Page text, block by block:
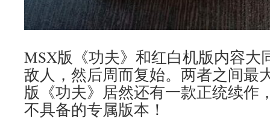
MSX版《功夫》和红白机版内容大
敌人，然后周而复始。两者之间最
版《功夫》居然还有一款正统续作
不具备的专属版本！